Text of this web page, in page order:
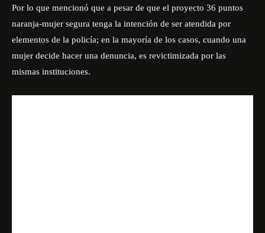
Por lo que mencionó que a pesar de que el proyecto 36 puntos
naranja-mujer segura tenga la intención de ser atendida por
elementos de la policía; en la mayoría de los casos, cuando una
mujer decide hacer una denuncia, es revictimizada por las
mismas instituciones.